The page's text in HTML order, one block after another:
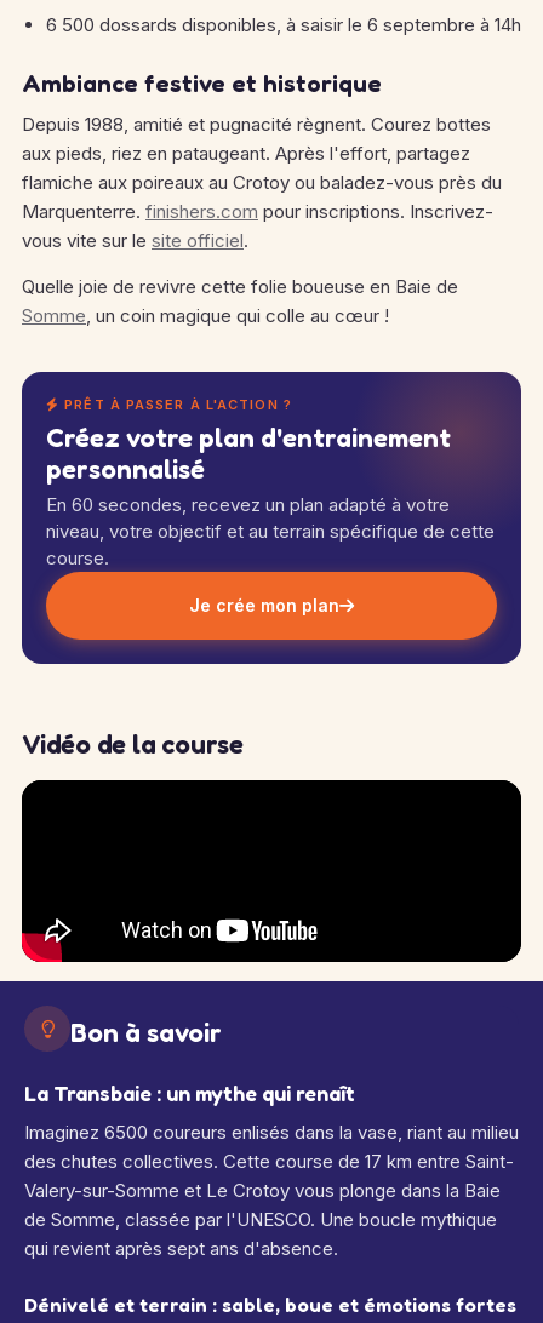
6 500 dossards disponibles, à saisir le 6 septembre à 14h
Ambiance festive et historique
Depuis 1988, amitié et pugnacité règnent. Courez bottes
aux pieds, riez en pataugeant. Après l'effort, partagez
flamiche aux poireaux au Crotoy ou baladez-vous près du
Marquenterre. finishers.com pour inscriptions. Inscrivez-
vous vite sur le site officiel.
Quelle joie de revivre cette folie boueuse en Baie de
Somme, un coin magique qui colle au cœur !
PRÊT À PASSER À L'ACTION ?
Créez votre plan d'entrainement
personnalisé
En 60 secondes, recevez un plan adapté à votre
niveau, votre objectif et au terrain spécifique de cette
course.
Je crée mon plan
Vidéo de la course
Bon à savoir
La Transbaie : un mythe qui renaît
Imaginez 6500 coureurs enlisés dans la vase, riant au milieu
des chutes collectives. Cette course de 17 km entre Saint-
Valery-sur-Somme et Le Crotoy vous plonge dans la Baie
de Somme, classée par l'UNESCO. Une boucle mythique
qui revient après sept ans d'absence.
Dénivelé et terrain : sable, boue et émotions fortes